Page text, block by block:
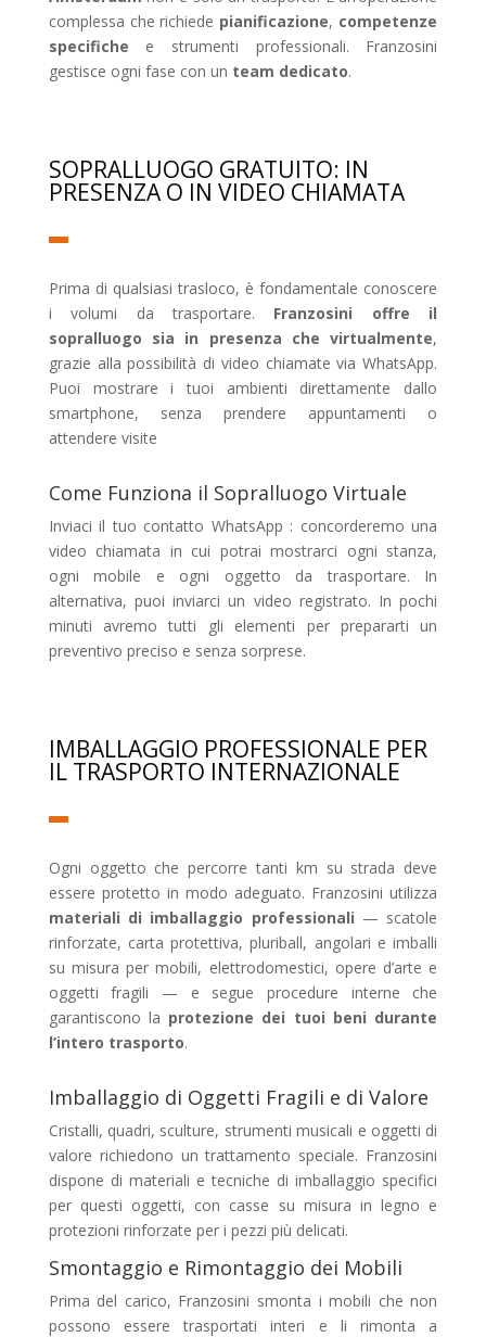
complessa che richiede pianificazione, competenze
specifiche e strumenti professionali. Franzosini
gestisce ogni fase con un team dedicato.
SOPRALLUOGO GRATUITO: IN
PRESENZA O IN VIDEO CHIAMATA
Prima di qualsiasi trasloco, è fondamentale conoscere
i volumi da trasportare. Franzosini offre il
sopralluogo sia in presenza che virtualmente,
grazie alla possibilità di video chiamate via WhatsApp.
Puoi mostrare i tuoi ambienti direttamente dallo
smartphone, senza prendere appuntamenti o
attendere visite
Come Funziona il Sopralluogo Virtuale
Inviaci il tuo contatto WhatsApp : concorderemo una
video chiamata in cui potrai mostrarci ogni stanza,
ogni mobile e ogni oggetto da trasportare. In
alternativa, puoi inviarci un video registrato. In pochi
minuti avremo tutti gli elementi per prepararti un
preventivo preciso e senza sorprese.
IMBALLAGGIO PROFESSIONALE PER
IL TRASPORTO INTERNAZIONALE
Ogni oggetto che percorre tanti km su strada deve
essere protetto in modo adeguato. Franzosini utilizza
materiali di imballaggio professionali — scatole
rinforzate, carta protettiva, pluriball, angolari e imballi
su misura per mobili, elettrodomestici, opere d’arte e
oggetti fragili — e segue procedure interne che
garantiscono la protezione dei tuoi beni durante
l’intero trasporto.
Imballaggio di Oggetti Fragili e di Valore
Cristalli, quadri, sculture, strumenti musicali e oggetti di
valore richiedono un trattamento speciale. Franzosini
dispone di materiali e tecniche di imballaggio specifici
per questi oggetti, con casse su misura in legno e
protezioni rinforzate per i pezzi più delicati.
Smontaggio e Rimontaggio dei Mobili
Prima del carico, Franzosini smonta i mobili che non
possono essere trasportati interi e li rimonta a